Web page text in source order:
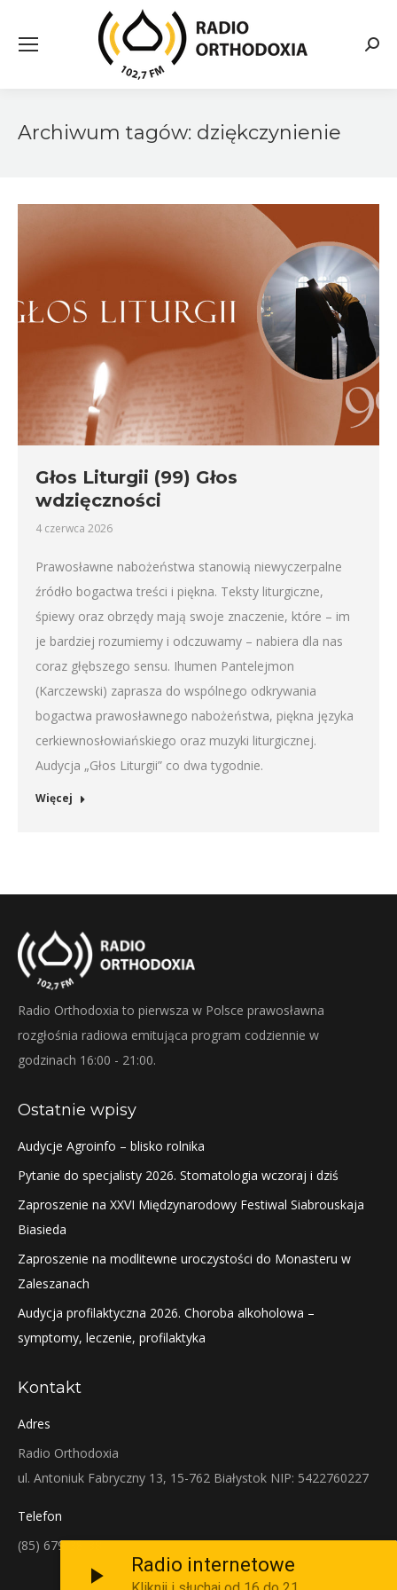
Archiwum tagów: dziękczynienie
Głos Liturgii (99) Głos
wdzięczności
4 czerwca 2026
Prawosławne nabożeństwa stanowią niewyczerpalne
źródło bogactwa treści i piękna. Teksty liturgiczne,
śpiewy oraz obrzędy mają swoje znaczenie, które – im
je bardziej rozumiemy i odczuwamy – nabiera dla nas
coraz głębszego sensu. Ihumen Pantelejmon
(Karczewski) zaprasza do wspólnego odkrywania
bogactwa prawosławnego nabożeństwa, piękna języka
cerkiewnosłowiańskiego oraz muzyki liturgicznej.
Audycja „Głos Liturgii” co dwa tygodnie.
Więcej
Radio Orthodoxia to pierwsza w Polsce prawosławna
rozgłośnia radiowa emitująca program codziennie w
godzinach 16:00 - 21:00.
Ostatnie wpisy
Audycje Agroinfo – blisko rolnika
Pytanie do specjalisty 2026. Stomatologia wczoraj i dziś
Zaproszenie na XXVI Międzynarodowy Festiwal Siabrouskaja
Biasieda
Zaproszenie na modlitewne uroczystości do Monasteru w
Zaleszanach
Audycja profilaktyczna 2026. Choroba alkoholowa –
symptomy, leczenie, profilaktyka
Kontakt
Adres
Radio Orthodoxia
ul. Antoniuk Fabryczny 13, 15-762 Białystok NIP: 5422760227
Telefon
(85) 679-38-38
Radio internetowe